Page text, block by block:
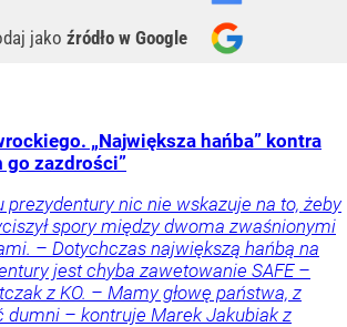
jako źródło w Google
„Największa hańba” kontra
go zazdrości”
prezydentury nic nie wskazuje na to, żeby
spory między dwoma zwaśnionymi
– Dotychczas największą hańbą na
jest chyba zawetowanie SAFE –
z KO. – Mamy głowę państwa, z
dumni – kontruje Marek Jakubiak z